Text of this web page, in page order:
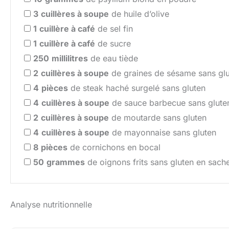
3 cuillères à soupe de huile d’olive
1 cuillère à café de sel fin
1 cuillère à café de sucre
250 millilitres de eau tiède
2 cuillères à soupe de graines de sésame sans
4 pièces de steak haché surgelé sans gluten
4 cuillères à soupe de sauce barbecue sans
2 cuillères à soupe de moutarde sans gluten
4 cuillères à soupe de mayonnaise sans gluten
8 pièces de cornichons en bocal
50 grammes de oignons frits sans gluten en
Analyse nutritionnelle